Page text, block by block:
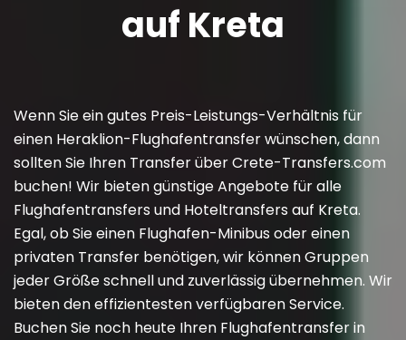
auf Kreta
Wenn Sie ein gutes Preis-Leistungs-Verhältnis für
einen Heraklion-Flughafentransfer wünschen, dann
sollten Sie Ihren Transfer über Crete-Transfers.com
buchen! Wir bieten günstige Angebote für alle
Flughafentransfers und Hoteltransfers auf Kreta.
Egal, ob Sie einen Flughafen-Minibus oder einen
privaten Transfer benötigen, wir können Gruppen
jeder Größe schnell und zuverlässig übernehmen. Wir
bieten den effizientesten verfügbaren Service.
Buchen Sie noch heute Ihren Flughafentransfer in